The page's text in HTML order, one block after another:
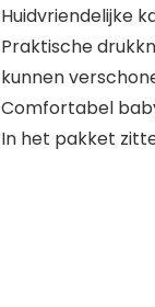
Huidvriendelijke
Praktische
kunnen
Comfortabel
In het pakket